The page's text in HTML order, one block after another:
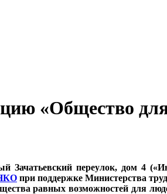
«Общество для
Зачатьевский переулок, дом 4
при поддержке Министерства
равных возможностей для